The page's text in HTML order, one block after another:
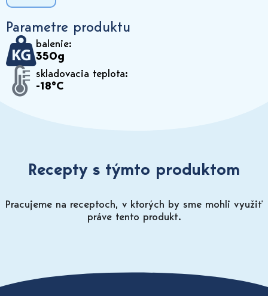
Parametre produktu
balenie:
350g
skladovacia teplota:
-18°C
Recepty s týmto produktom
Pracujeme na receptoch, v ktorých by sme mohli využiť
práve tento produkt.